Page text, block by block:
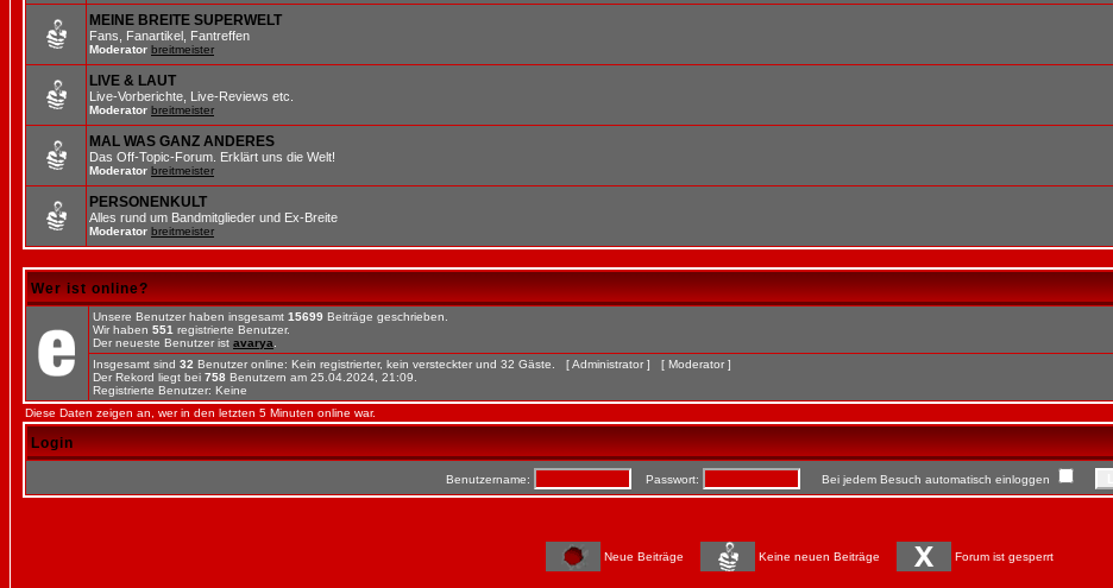
MEINE BREITE SUPERWELT
Fans, Fanartikel, Fantreffen
Moderator breitmeister
LIVE & LAUT
Live-Vorberichte, Live-Reviews etc.
Moderator breitmeister
MAL WAS GANZ ANDERES
Das Off-Topic-Forum. Erklärt uns die Welt!
Moderator breitmeister
PERSONENKULT
Alles rund um Bandmitglieder und Ex-Breite
Moderator breitmeister
Wer ist online?
Unsere Benutzer haben insgesamt 15699 Beiträge geschrieben.
Wir haben 551 registrierte Benutzer.
Der neueste Benutzer ist avarya
Insgesamt sind 32 Benutzer online: Kein registrierter, kein versteckter und 32 Gäste. [Administrator ] [ Moderator ]
Der Rekord liegt bei 758 Benutzern am 25.04.2024, 21:09.
Registrierte Benutzer: Keine
Diese Daten zeigen an, wer in den letzten 5 Minuten online war.
Login
Benutzername: Passwort: Bei jedem Besuch automatisch einloggen
Neue Beiträge Keine neuen Beiträge Forum ist gesperrt